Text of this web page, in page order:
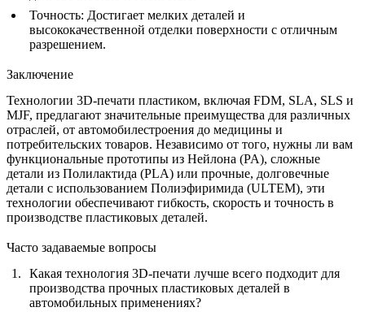
Точность: Достигает мелких деталей и
высококачественной отделки поверхности с отличным
разрешением.
Заключение
Технологии 3D-печати пластиком, включая FDM, SLA, SLS и
MJF, предлагают значительные преимущества для различных
отраслей, от автомобилестроения до медицины и
потребительских товаров. Независимо от того, нужны ли вам
функциональные прототипы из Нейлона (PA), сложные
детали из Полилактида (PLA) или прочные, долговечные
детали с использованием Полиэфиримида (ULTEM), эти
технологии обеспечивают гибкость, скорость и точность в
производстве пластиковых деталей.
Часто задаваемые вопросы
Какая технология 3D-печати лучше всего подходит для
производства прочных пластиковых деталей в
автомобильных применениях?